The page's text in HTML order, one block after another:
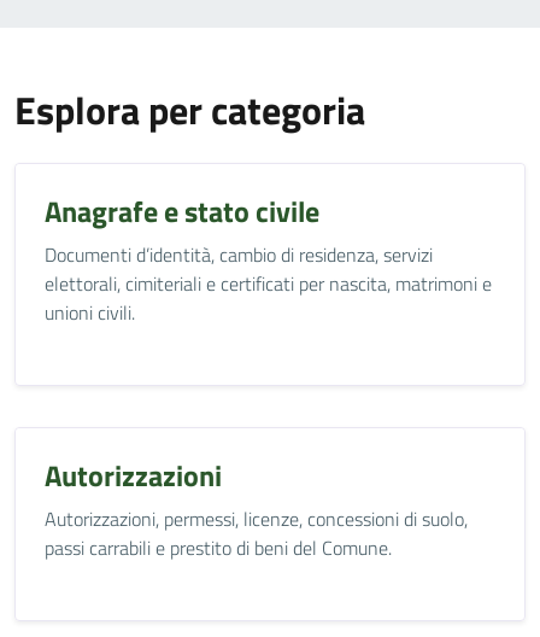
Esplora per categoria
Anagrafe e stato civile
Documenti d’identità, cambio di residenza, servizi
elettorali, cimiteriali e certificati per nascita, matrimoni e
unioni civili.
Autorizzazioni
Autorizzazioni, permessi, licenze, concessioni di suolo,
passi carrabili e prestito di beni del Comune.